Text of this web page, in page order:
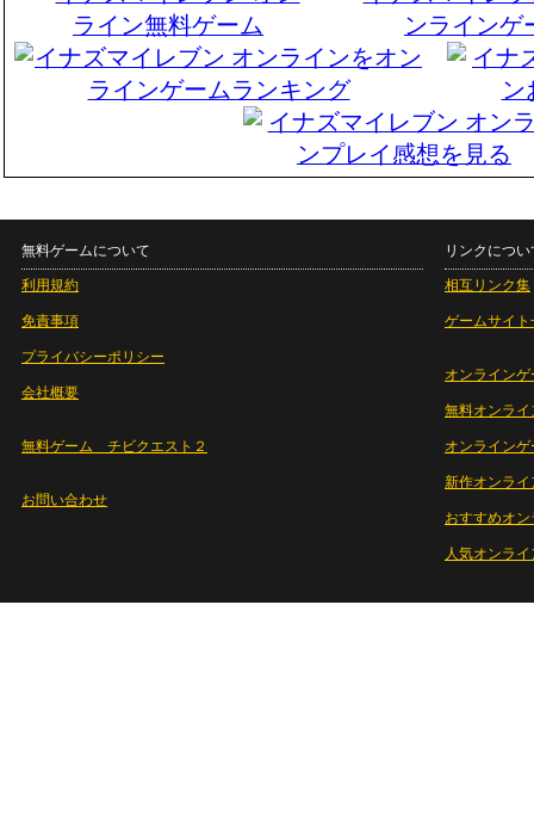
無料ゲームについて
利用規約
免責事項
プライバシーポリシー
会社概要
無料ゲーム チビクエスト２
お問い合わせ
リンクについ
相互リンク集
ゲームサイト
オンラインゲ
無料オンライ
オンライン
新作オンライ
おすすめオ
人気オンラ